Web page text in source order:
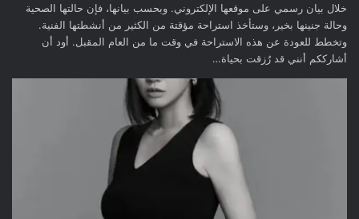
خلال بيان رسمي على موقعها الإلكتروني. وبحسب بيانها، فإن حالتها الصحية
وحالة جنينها بخير، وستأخذ استراحة مؤقتة من الكثير من أنشطتها الفنية.
وتخطط للعودة عن هذه الاستراحة في وقت ما من العام المقبل. أود أن
أشارككم أنني قد رُزقت بحياة…